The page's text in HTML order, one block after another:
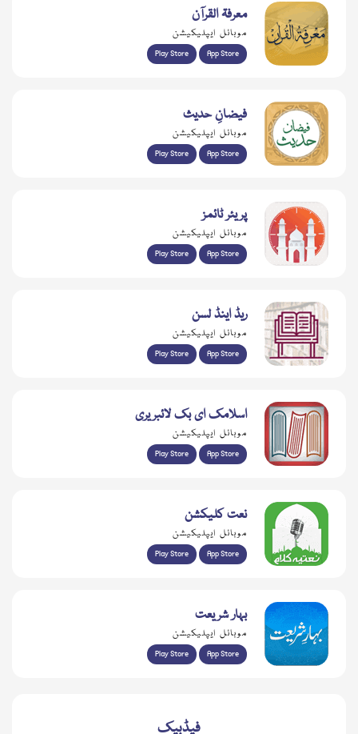
معرفۃ القرآن
موبائل ایپلیکیشن
Play Store App Store
فیضانِ حدیث
موبائل ایپلیکیشن
Play Store App Store
پریئر ٹائمز
موبائل ایپلیکیشن
Play Store App Store
ریڈ اینڈ لسن
موبائل ایپلیکیشن
Play Store App Store
اسلامک ای بک لائبریری
موبائل ایپلیکیشن
Play Store App Store
نعت کلیکشن
موبائل ایپلیکیشن
Play Store App Store
بہار شریعت
موبائل ایپلیکیشن
Play Store App Store
فیڈبیک